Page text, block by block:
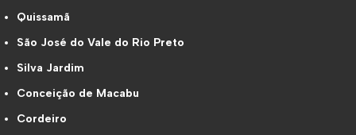
Quissamã
São José do Vale do Rio Preto
Silva Jardim
Conceição de Macabu
Cordeiro